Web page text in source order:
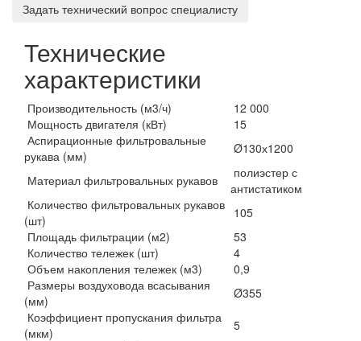
Задать технический вопрос специалисту
Технические
характеристики
Производительность (м3/ч)
12 000
Мощность двигателя (кВт)
15
Аспирационные фильтровальные
рукава (мм)
Ø130х1200
Материал фильтровальных рукавов
полиэстер с
антистатиком
Количество фильтровальных рукавов
(шт)
105
Площадь фильтрации (м2)
53
Количество тележек (шт)
4
Объем накопления тележек (м3)
0,9
Размеры воздуховода всасывания
(мм)
Ø355
Коэффициент пропускания фильтра
(мкм)
5